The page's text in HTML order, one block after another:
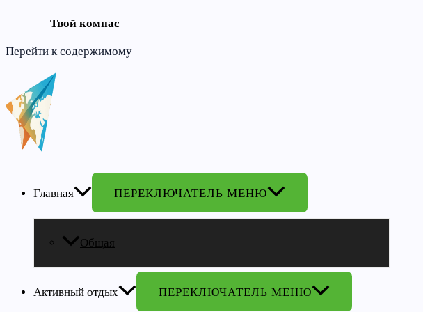
Твой компас
Перейти к содержимому
Главная ПЕРЕКЛЮЧАТЕЛЬ МЕНЮ
Общая
Активный отдых ПЕРЕКЛЮЧАТЕЛЬ МЕНЮ